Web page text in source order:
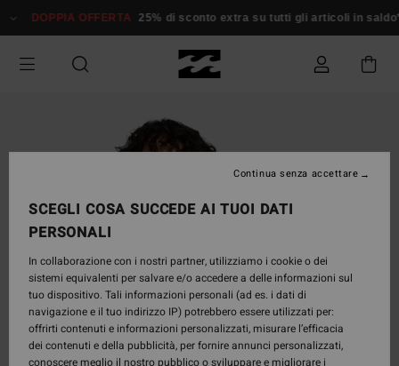
alle
prodotto
DOPPIA OFFERTA 25% di sconto extra su tutti gli articoli in saldo*
SCEGLI COSA SUCCEDE AI TUOI DATI
PERSONALI
In collaborazione con i nostri partner, utilizziamo i cookie o dei
sistemi equivalenti per salvare e/o accedere a delle informazioni sul
tuo dispositivo. Tali informazioni personali (ad es. i dati di
navigazione e il tuo indirizzo IP) potrebbero essere utilizzati per:
offrirti contenuti e informazioni personalizzati, misurare l’efficacia
dei contenuti e della pubblicità, per fornire annunci personalizzati,
conoscere meglio il nostro pubblico o sviluppare e migliorare i
Continua senza accettare